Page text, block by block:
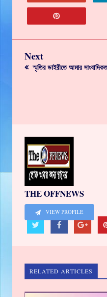
Next
স্মৃতির ডাইরীতে আমার
THE OFFNEWS
VIEW PROFILE
RELATED ARTICLES